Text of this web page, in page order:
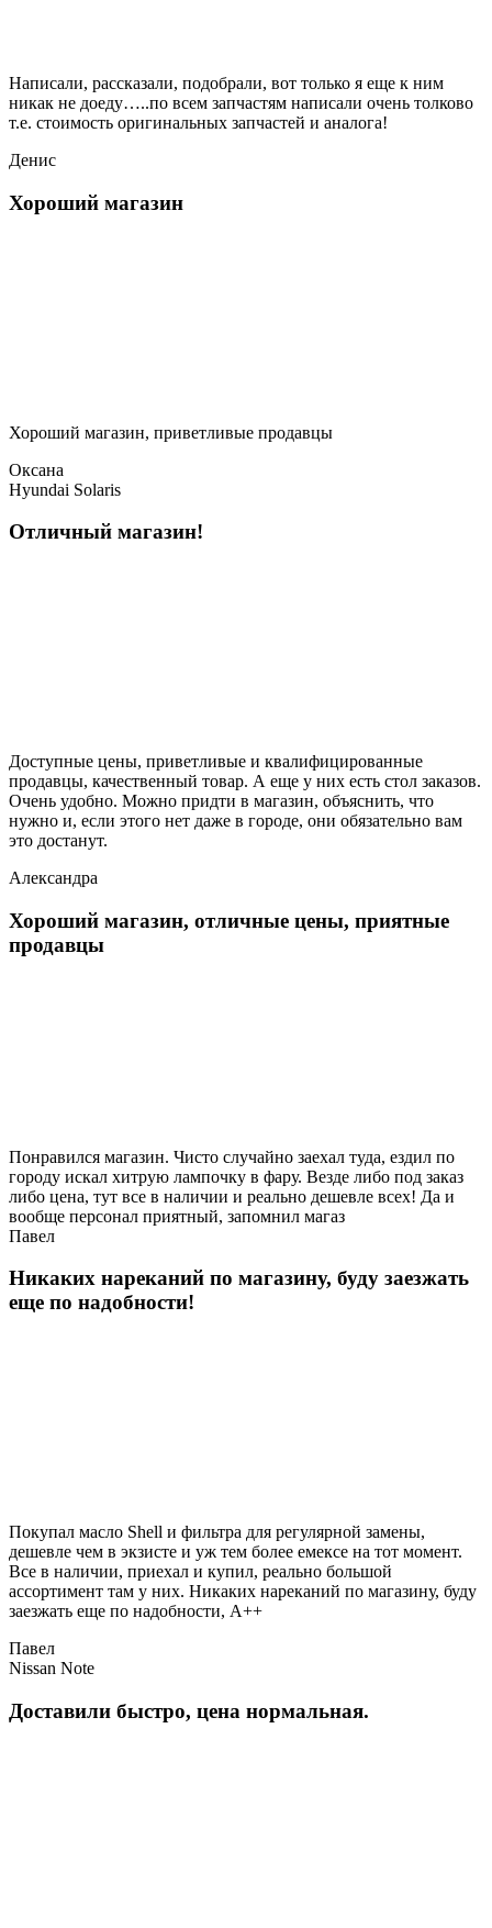
Написали, рассказали, подобрали, вот только я еще к ним
никак не доеду…..по всем запчастям написали очень толково
т.е. стоимость оригинальных запчастей и аналога!
Денис
Хороший магазин
Хороший магазин, приветливые продавцы
Оксана
Hyundai Solaris
Отличный магазин!
Доступные цены, приветливые и квалифицированные
продавцы, качественный товар. А еще у них есть стол заказов.
Очень удобно. Можно придти в магазин, объяснить, что
нужно и, если этого нет даже в городе, они обязательно вам
это достанут.
Александра
Хороший магазин, отличные цены, приятные
продавцы
Понравился магазин. Чисто случайно заехал туда, ездил по
городу искал хитрую лампочку в фару. Везде либо под заказ
либо цена, тут все в наличии и реально дешевле всех! Да и
вообще персонал приятный, запомнил магаз
Павел
Никаких нареканий по магазину, буду заезжать
еще по надобности!
Покупал масло Shell и фильтра для регулярной замены,
дешевле чем в экзисте и уж тем более емексе на тот момент.
Все в наличии, приехал и купил, реально большой
ассортимент там у них. Никаких нареканий по магазину, буду
заезжать еще по надобности, A++
Павел
Nissan Note
Доставили быстро, цена нормальная.